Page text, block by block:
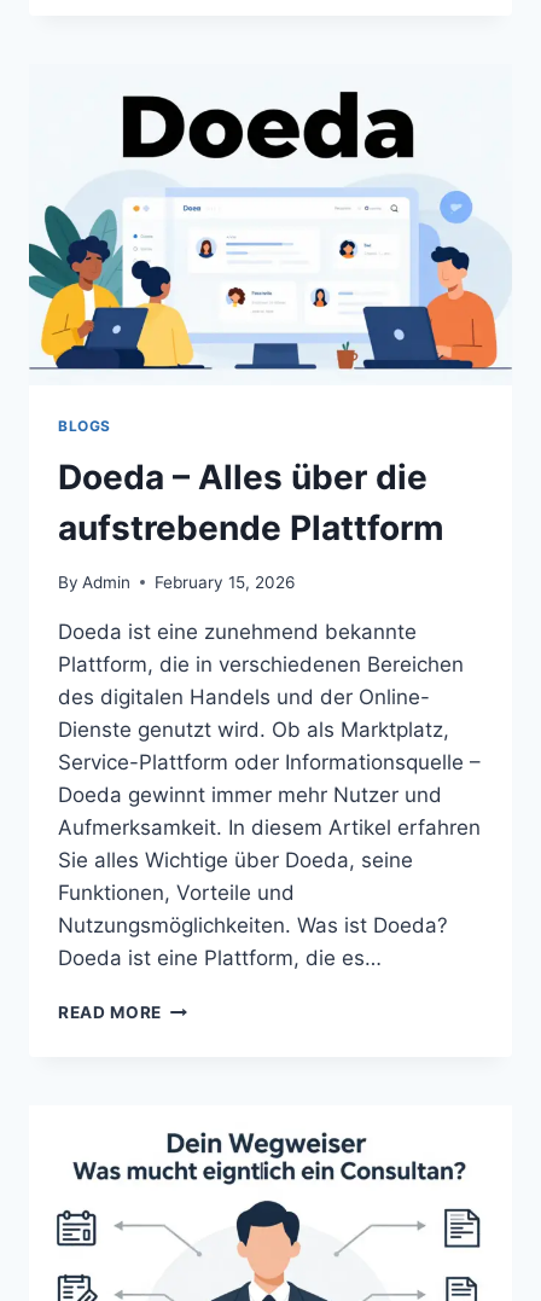
&
PROFI-
BLOGS
Doeda – Alles über die
aufstrebende Plattform
By Admin February 15, 2026
Doeda ist eine zunehmend bekannte
Plattform, die in verschiedenen Bereichen
des digitalen Handels und der Online-
Dienste genutzt wird. Ob als Marktplatz,
Service-Plattform oder Informationsquelle –
Doeda gewinnt immer mehr Nutzer und
Aufmerksamkeit. In diesem Artikel erfahren
Sie alles Wichtige über Doeda, seine
Funktionen, Vorteile und
Nutzungsmöglichkeiten. Was ist Doeda?
Doeda ist eine Plattform, die es…
READ MORE DOEDA
AUFSTREBENDE
PLATTFORM